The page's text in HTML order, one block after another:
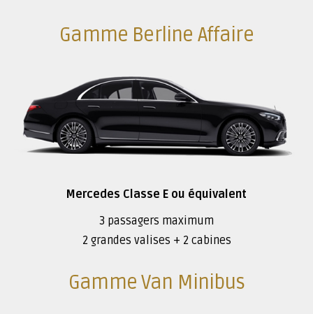
Gamme Berline Affaire
Mercedes Classe E ou équivalent
3 passagers maximum
2 grandes valises + 2 cabines
Gamme Van Minibus